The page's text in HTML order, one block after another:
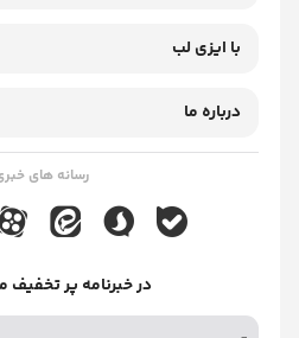
با ایزی لب
درباره ما
رسانه های
در خبرنامه پر